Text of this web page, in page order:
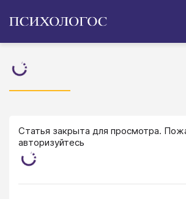
Статья закрыта для просмотра.
авторизуйтесь